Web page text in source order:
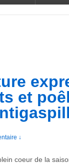
et
↓
coeur de la